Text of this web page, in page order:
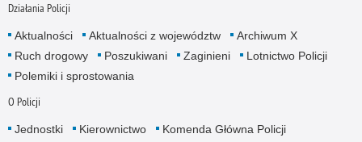
Działania Policji
Aktualności Aktualności z województw
Archiwum X
Ruch drogowy
Poszukiwani Zaginieni
Lotnictwo Policji
Polemiki i sprostowania
O Policji
Jednostki Kierownictwo
Komenda Główna Policji